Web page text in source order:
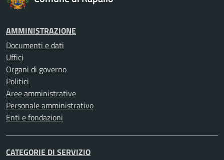
AMMINISTRAZIONE
Documenti e dati
Uffici
Organi di governo
Politici
Aree amministrative
Personale amministrativo
Enti e fondazioni
CATEGORIE DI SERVIZIO